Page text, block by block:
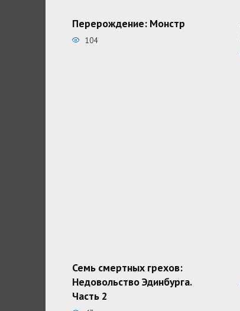
Перерождение: Монстр
104
Семь смертных грехов:
Недовольство Эдинбурга.
Часть 2